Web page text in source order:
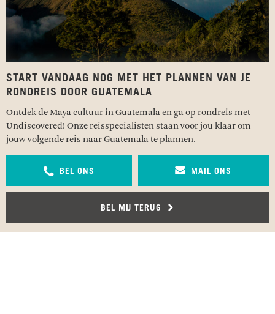
START VANDAAG NOG MET HET PLANNEN VAN JE
RONDREIS DOOR GUATEMALA
Ontdek de Maya cultuur in Guatemala en ga op rondreis met
Undiscovered! Onze reisspecialisten staan voor jou klaar om
jouw volgende reis naar Guatemala te plannen.
BEL ONS MAIL ONS
BEL MIJ TERUG